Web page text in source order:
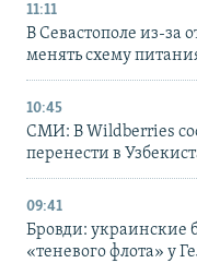
11:11
В Севастополе из-за
менять схему
10:45
СМИ: В Wildberries
перенести в
09:41
Бровди: украинские
«теневого флота» у